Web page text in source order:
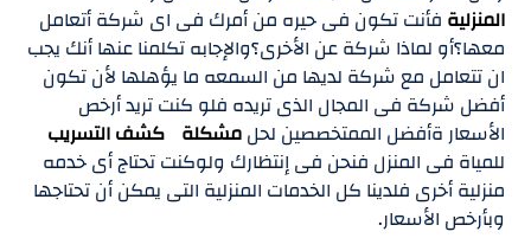
المنزلية فأنت تكون فى حيره من أمرك فى اى شركة أتعامل
معها؟أو لماذا شركة عن الأخرى؟والإجابه تكلمنا عنها أنك يجب
ان تتعامل مع شركة لديها من السمعه ما يؤهلها لأن تكون
أفضل شركة فى المجال الذى تريده فلو كنت تريد أرخص
الأسعار ةأفضل الممتخصصين لحلمشكلة كشف التسريب
للمياة فى المنزل فنحن فى إنتظارك ولوكنت تحتاج أى خدمه
منزلية أخرى فلدينا كل الخدمات المنزلية التى يمكن أن تحتاجها
وبأرخص الأسعار.